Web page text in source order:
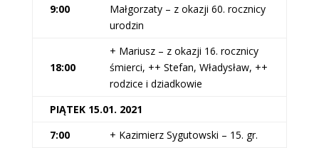
9:00
Małgorzaty – z okazji 60. rocznicy
urodzin
18:00
+ Mariusz – z okazji 16. rocznicy
śmierci, ++ Stefan, Władysław, ++
rodzice i dziadkowie
PIĄTEK 15.01. 2021
7:00
+ Kazimierz Sygutowski – 15. gr.